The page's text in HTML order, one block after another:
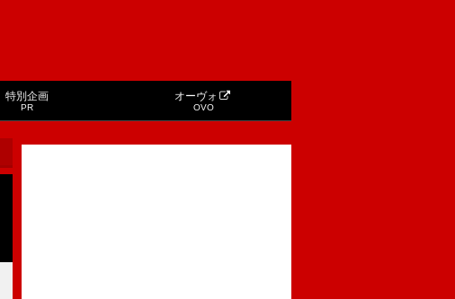
特別企画
PR
オーヴォ
OVO